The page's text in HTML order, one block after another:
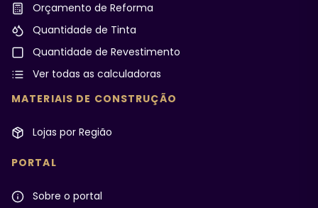
Orçamento de Reforma
Quantidade de Tinta
Quantidade de Revestimento
Ver todas as calculadoras
MATERIAIS DE CONSTRUÇÃO
Lojas por Região
PORTAL
Sobre o portal